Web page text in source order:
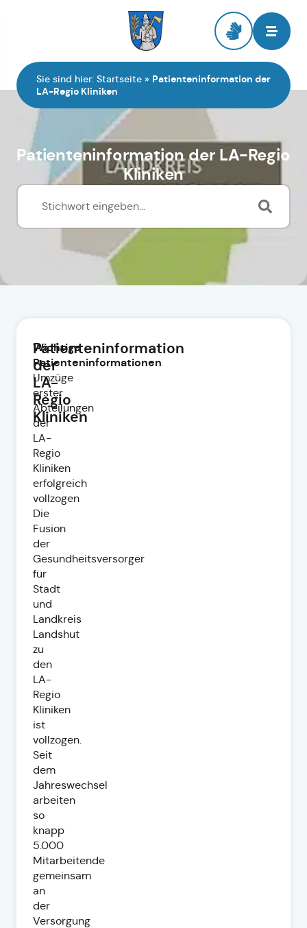
Sie sind hier: Startseite » Patienteninformation der
LA-Regio Kliniken
Patienteninformation der LA-Regio
Kliniken
Patienteninformation
der
LA-
Regio
Kliniken
Wichtige
Patienteninformationen
Umzüge
erster
Abteilungen
der
LA-
Regio
Kliniken
erfolgreich
vollzogen
Die
Fusion
der
Gesundheitsversorger
für
Stadt
und
Landkreis
Landshut
zu
den
LA-
Regio
Kliniken
ist
vollzogen.
Seit
dem
Jahreswechsel
arbeiten
so
knapp
5.000
Mitarbeitende
gemeinsam
an
der
Versorgung